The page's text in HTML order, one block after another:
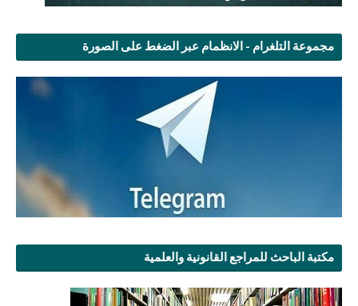
مجموعة التلغرام - الانظمام عبر الضغط على الصورة
مكتبة الباحث للمراجع القانونية والعلمية